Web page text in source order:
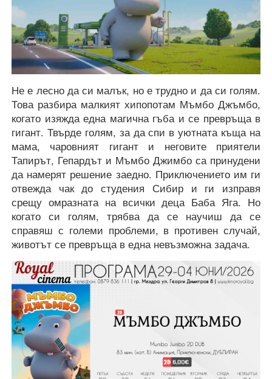
Не е лесно да си малък, но е трудно и да си голям.
Това разбира малкият хипопотам Мъмбо Джъмбо,
когато изяжда една магична гъба и се превръща в
гигант. Твърде голям, за да спи в уютната къща на
мама, чаровният гигант и неговите приятели
Тапирът, Гепардът и Мъмбо Джимбо са принудени
да намерят решение заедно. Приключението им ги
отвежда чак до студения Сибир и ги изправя
срещу омразната на всички деца Баба Яга. Но
когато си голям, трябва да се научиш да се
справяш с големи проблеми, в противен случай,
животът се превръща в една невъзможна задача.